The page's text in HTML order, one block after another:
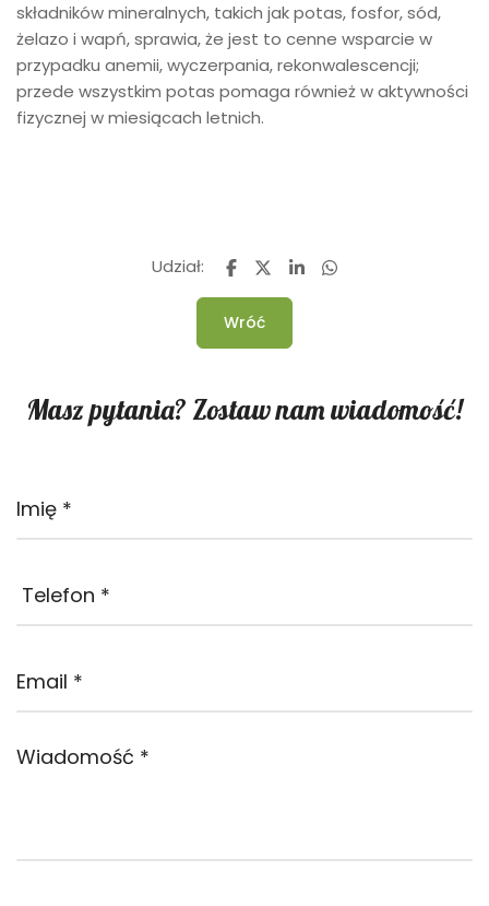
składników mineralnych, takich jak potas, fosfor, sód,
żelazo i wapń, sprawia, że ​​jest to cenne wsparcie w
przypadku anemii, wyczerpania, rekonwalescencji;
przede wszystkim potas pomaga również w aktywności
fizycznej w miesiącach letnich.
Udział:
Wróć
Masz pytania? Zostaw nam wiadomość!